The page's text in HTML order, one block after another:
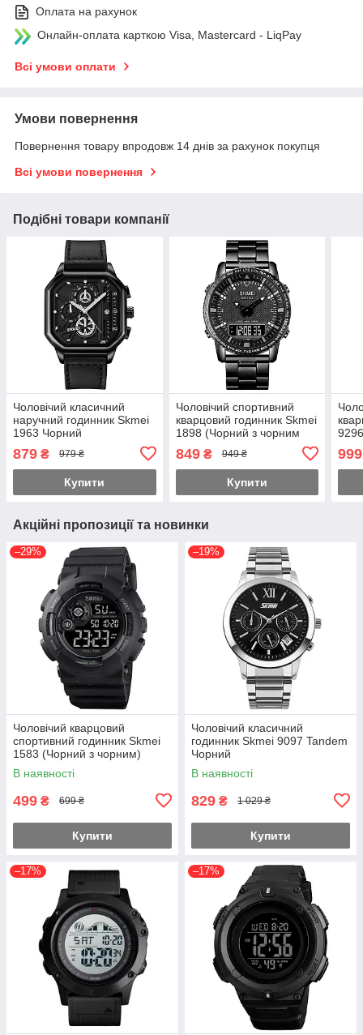
Оплата на рахунок
Онлайн-оплата карткою Visa, Mastercard - LiqPay
Всі умови оплати
Умови повернення
Повернення товару впродовж 14 днів за рахунок покупця
Всі умови повернення
Подібні товари компанії
Чоловічий класичний
наручний годинник Skmei
1963 Чорний
879 ₴ 979 ₴
Купити
Чоловічий спортивний
кварцовий годинник Skmei
1898 (Чорний з чорним
849₴ 949 ₴
Купити
999
Акційні пропозиції та новинки
–29%
Чоловічий кварцовий
спортивний годинник Skmei
1583 (Чорний з чорним)
В наявності
499 ₴ 699 ₴
Купити
–19%
Чоловічий класичний
годинник Skmei 9097 Tandem
Чорний
В наявності
829 ₴ 1 029 ₴
Купити
–17% –17%